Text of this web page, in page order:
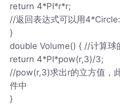
return 4*PI*r*r;
//返回表达式可以用
}
double Volume() { //计算球
return 4*PI*pow(r,3)/3;
//pow(r,3)求出r的立方值，
件中
}